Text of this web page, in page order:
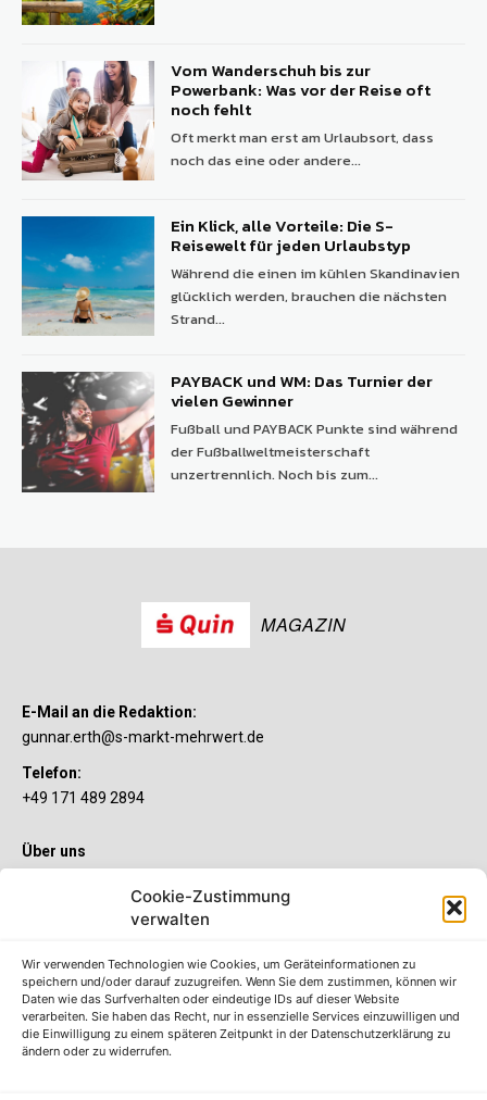
Cookie-Zustimmung
verwalten
Wir verwenden Technologien wie Cookies, um Geräteinformationen zu
speichern und/oder darauf zuzugreifen. Wenn Sie dem zustimmen, können wir
Daten wie das Surfverhalten oder eindeutige IDs auf dieser Website
verarbeiten. Sie haben das Recht, nur in essenzielle Services einzuwilligen und
die Einwilligung zu einem späteren Zeitpunkt in der Datenschutzerklärung zu
ändern oder zu widerrufen.
Vom Wanderschuh bis zur
Powerbank: Was vor der Reise oft
noch fehlt
Oft merkt man erst am Urlaubsort, dass
noch das eine oder andere...
Ein Klick, alle Vorteile: Die S-
Reisewelt für jeden Urlaubstyp
Während die einen im kühlen Skandinavien
glücklich werden, brauchen die nächsten
Strand...
PAYBACK und WM: Das Turnier der
vielen Gewinner
Fußball und PAYBACK Punkte sind während
der Fußballweltmeisterschaft
unzertrennlich. Noch bis zum...
MAGAZIN
E-Mail an die Redaktion:
gunnar.erth@s-markt-mehrwert.de
Telefon:
+49 171 489 2894
Über uns
Sie wollen mehr als ein gewöhnliches Girokonto? Dann ist unser
S-Quin Konto genau das Richtige für Sie. Die beiden
etliche Inklusivleistungen. Im S-Quin Magazin erfahren Sie
immer, was es Neues gibt.
Die S-Quin Kontomodelle